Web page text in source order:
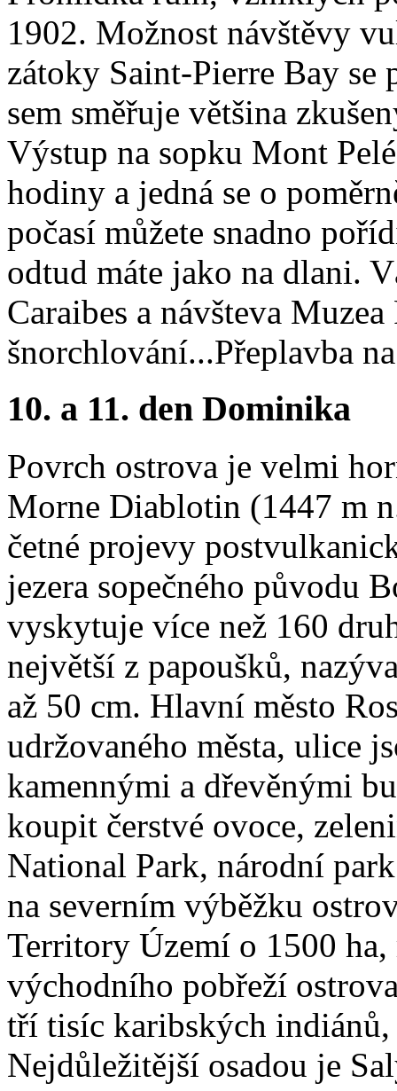
1902. Možnost návštěvy
zátoky Saint-Pierre Bay
sem směřuje většina
Výstup na sopku Mont
hodiny a jedná se o
počasí můžete snadno
odtud máte jako na dlani.
Caraibes a návšteva
šnorchlování...Přeplavba
10. a 11. den Dominika
Povrch ostrova je velmi
Morne Diablotin (1447 m
četné projevy
jezera sopečného původu
vyskytuje více než 160
největší z papoušků,
až 50 cm. Hlavní město
udržovaného města, ulice
kamennými a dřevěnými
koupit čerstvé ovoce,
National Park, národní
na severním výběžku
Territory Území o 1500
východního pobřeží
tří tisíc karibských
Nejdůležitější osadou je